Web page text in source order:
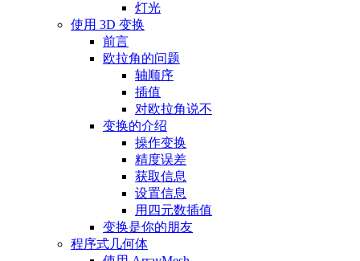
灯光
使用 3D 变换
前言
欧拉角的问题
轴顺序
插值
对欧拉角说不
变换的介绍
操作变换
精度误差
获取信息
设置信息
用四元数插值
变换是你的朋友
程序式几何体